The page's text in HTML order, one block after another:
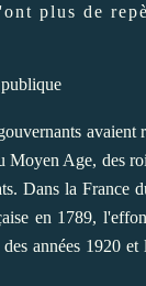
plus de
Age, des
Dans la France
en 1789,
années 1920